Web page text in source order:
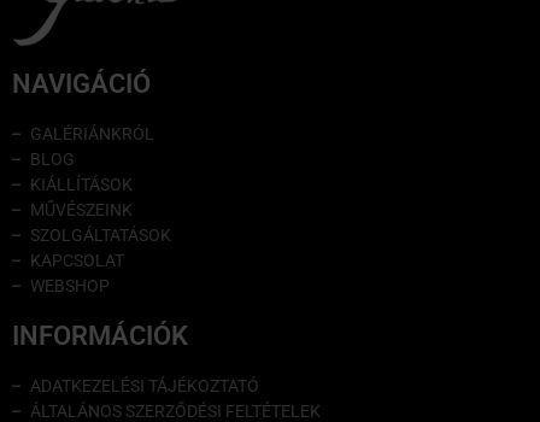
NAVIGÁCIÓ
GALÉRIÁNKRÓL
BLOG
KIÁLLÍTÁSOK
MŰVÉSZEINK
SZOLGÁLTATÁSOK
KAPCSOLAT
WEBSHOP
INFORMÁCIÓK
ADATKEZELÉSI TÁJÉKOZTATÓ
ÁLTALÁNOS SZERZŐDÉSI FELTÉTELEK